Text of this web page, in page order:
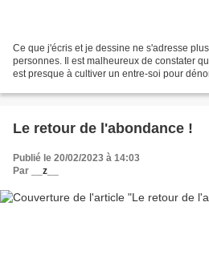
Ce que j'écris et je dessine ne s'adresse
personnes. Il est malheureux de constater
est presque à cultiver un entre-soi pour
Le retour de l'abondance !
Publié le 20/02/2023 à 14:03
Par
__z__